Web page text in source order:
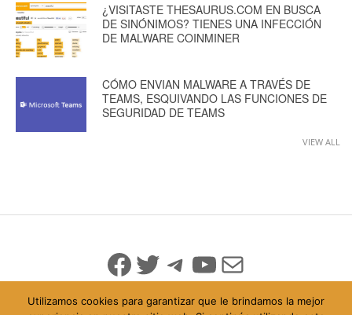
¿VISITASTE THESAURUS.COM EN BUSCA
DE SINÓNIMOS? TIENES UNA INFECCIÓN
DE MALWARE COINMINER
CÓMO ENVIAN MALWARE A TRAVÉS DE
TEAMS, ESQUIVANDO LAS FUNCIONES DE
SEGURIDAD DE TEAMS
VIEW ALL
Facebook
Twitter
Telegram
YouTube
Mail
Utilizamos cookies para garantizar que le brindamos la mejor